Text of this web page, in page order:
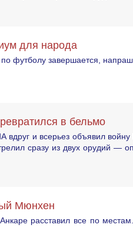
для народа
футболу завершается,
в бельмо
вдруг и всерьез объявил
сразу из двух орудий —
Мюнхен
расставил все по